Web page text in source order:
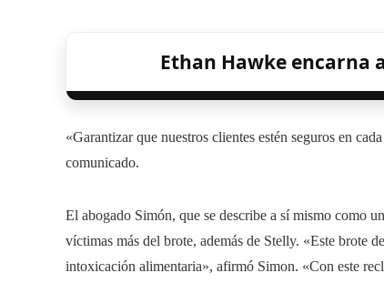
Ethan Hawke encarna
«Garantizar que nuestros clientes estén seguros en
comunicado.
El abogado Simón, que se describe a sí mismo como
víctimas más del brote, además de Stelly. «Este brote
intoxicación alimentaria», afirmó Simon. «Con este